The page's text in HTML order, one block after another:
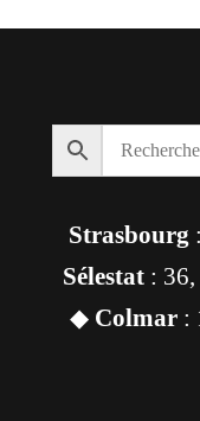
Strasbourg
Sélestat :
◆ Colmar: